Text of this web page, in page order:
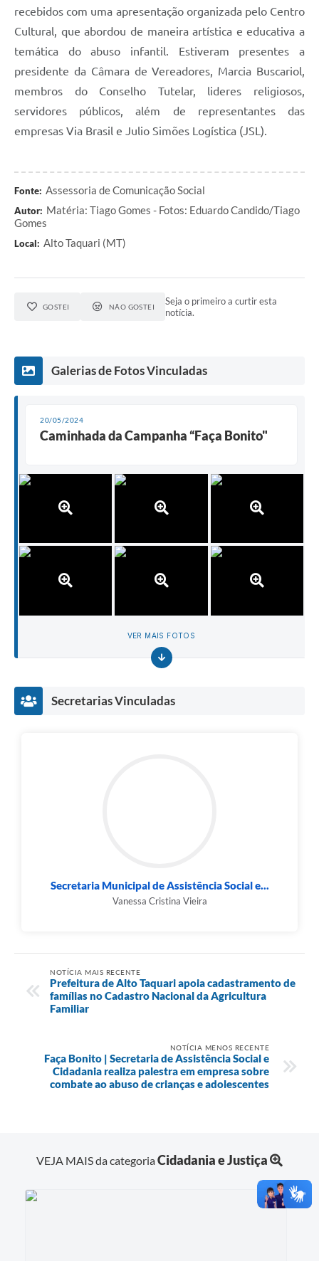
recebidos com uma apresentação organizada pelo Centro
Cultural, que abordou de maneira artística e educativa a
temática do abuso infantil. Estiveram presentes a
presidente da Câmara de Vereadores, Marcia Buscariol,
membros do Conselho Tutelar, lideres religiosos,
servidores públicos, além de representantes das
empresas Via Brasil e Julio Simões Logística (JSL).
Fonte: Assessoria de Comunicação Social
Autor: Matéria: Tiago Gomes - Fotos: Eduardo Candido/Tiago
Gomes
Local: Alto Taquari (MT)
GOSTEI NÃO GOSTEI
Seja o primeiro a curtir esta
notícia.
Galerias de Fotos Vinculadas
20/05/2024
Caminhada da Campanha “Faça Bonito"
VER MAIS FOTOS
Secretarias Vinculadas
Secretaria Municipal de Assistência Social e...
Vanessa Cristina Vieira
NOTÍCIA MAIS RECENTE
Prefeitura de Alto Taquari apoia cadastramento de
famílias no Cadastro Nacional da Agricultura
Familiar
NOTÍCIA MENOS RECENTE
Faça Bonito | Secretaria de Assistência Social e
Cidadania realiza palestra em empresa sobre
combate ao abuso de crianças e adolescentes
VEJA MAIS da categoriaCidadania e Justiça